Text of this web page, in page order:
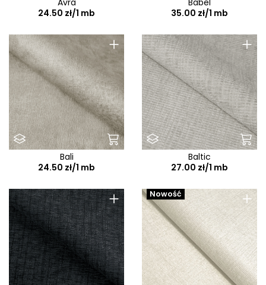
24.50 zł/1 mb
35.00 zł/1 mb
+
Bali
24.50 zł/1 mb
+
Baltic
27.00 zł/1 mb
+ +
Nowość